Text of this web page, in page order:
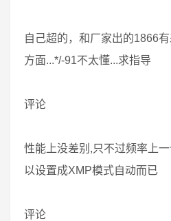
自己超的，和厂家出的1866
方面...*/-91不太懂...求指导
评论
性能上没差别,只不过频率上
以设置成XMP模式自动而已
评论